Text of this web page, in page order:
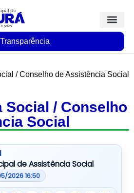
Transparência
/ Conselho de Assistência Social
Social / Conselho
Social